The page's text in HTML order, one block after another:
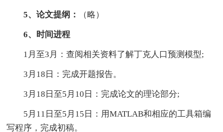
5、论文提纲： （略）
6、时间进程
1月至3月：查阅相关资料了解丁克人口预测模型;
3月18日：完成开题报告。
3月18日至5月10日：完成论文的理论部分;
5月11日至5月15日：用MATLAB和相应的工具箱编
写程序，完成初稿。